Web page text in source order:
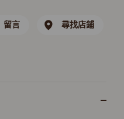
留言 尋找店鋪